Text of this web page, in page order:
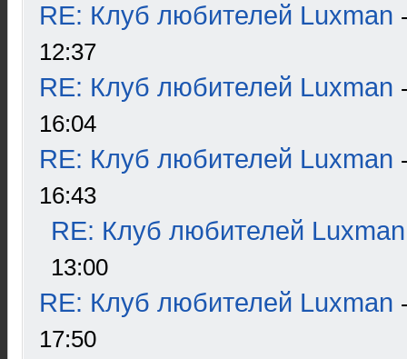
RE: Клуб любителей Luxman
12:37
RE: Клуб любителей Luxman
16:04
RE: Клуб любителей Luxman
16:43
RE: Клуб любителей Luxman
13:00
RE: Клуб любителей Luxman
17:50